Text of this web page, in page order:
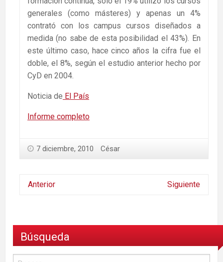
generales (como másteres) y apenas un 4%
contrató con los campus cursos diseñados a
medida (no sabe de esta posibilidad el 43%). En
este último caso, hace cinco años la cifra fue el
doble, el 8%, según el estudio anterior hecho por
CyD en 2004.
Noticia de El País
Informe completo
7 diciembre, 2010 César
Anterior Siguiente
Búsqueda